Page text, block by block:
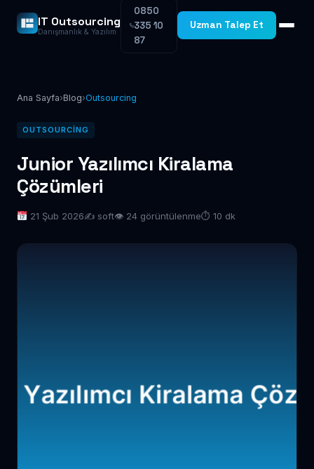
IT Outsourcing
Danışmanlık & Yazılım
0850
335 10
87
Uzman Talep Et
Ana Sayfa›Blog›Outsourcing
OUTSOURCING
Junior Yazılımcı Kiralama
Çözümleri
21 Şub 2026✍️ soft👁 24 görüntülenme⏱ 10 dk